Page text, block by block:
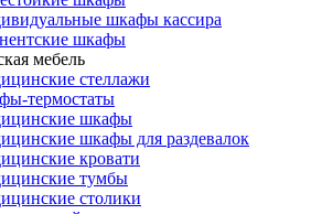
шкафы кассира
шкафы
мебель
стеллажи
термостаты
шкафы
шкафы для раздевалок
кровати
тумбы
столики